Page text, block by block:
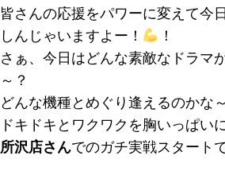
皆さんの応援をパワーに変えて今
しんじゃいますよー！
！
さぁ、今日はどんな素敵なドラマ
～？
どんな機種とめぐり逢えるのかな
ドキドキとワクワクを胸いっぱいに
所沢店さんでのガチ実戦スタート